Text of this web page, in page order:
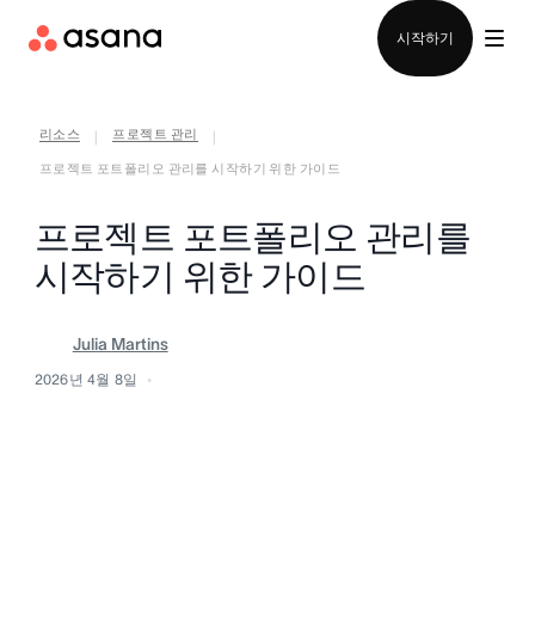
시작하기
리소스 프로젝트 관리
프로젝트 포트폴리오 관리를 시작하기 위한 가이드
프로젝트 포트폴리오 관리를
시작하기 위한 가이드
Julia Martins
2026년 4월 8일